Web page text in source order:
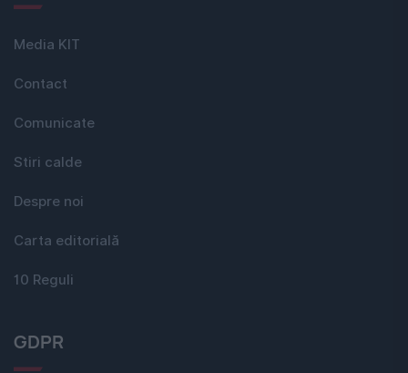
Media KIT
Contact
Comunicate
Stiri calde
Despre noi
Carta editorială
10 Reguli
GDPR